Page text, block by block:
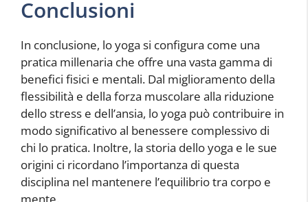
Conclusioni
In conclusione, lo yoga si configura come una
pratica millenaria che offre una vasta gamma di
benefici fisici e mentali. Dal miglioramento della
flessibilità e della forza muscolare alla riduzione
dello stress e dell’ansia, lo yoga può contribuire in
modo significativo al benessere complessivo di
chi lo pratica. Inoltre, la storia dello yoga e le sue
origini ci ricordano l’importanza di questa
disciplina nel mantenere l’equilibrio tra corpo e